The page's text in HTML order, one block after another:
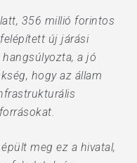
356 millió forintos
új járási
a jó
hogy az állam
meg ez a hivatal,